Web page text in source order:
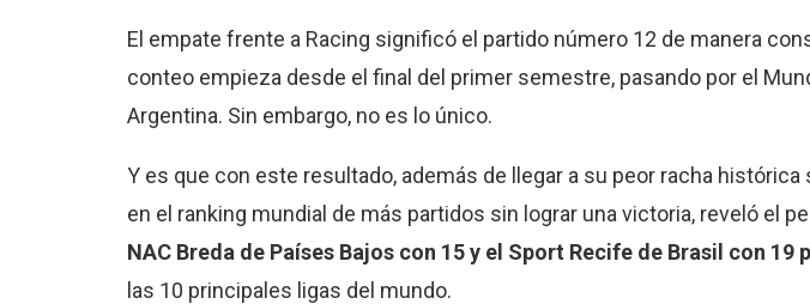
El empate frente a Racing significó el partido número 12 de manera
conteo empieza desde el final del primer semestre, pasando por el
Argentina. Sin embargo, no es lo único.
Y es que con este resultado, además de llegar a su peor racha
en el ranking mundial de más partidos sin lograr una victoria, reveló el
NAC Breda de Países Bajos con 15 y el Sport Recife de Brasil con
las 10 principales ligas del mundo.